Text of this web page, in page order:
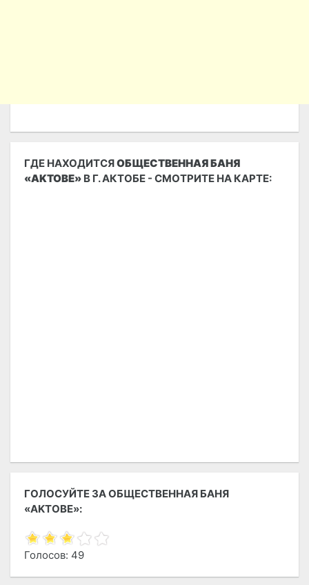
ГДЕ НАХОДИТСЯОБЩЕСТВЕННАЯ БАНЯ
«AKTOBE» В Г. АКТОБЕ - СМОТРИТЕ НА КАРТЕ:
ГОЛОСУЙТЕ ЗА ОБЩЕСТВЕННАЯ БАНЯ
«AKTOBE»:
Голосов: 49